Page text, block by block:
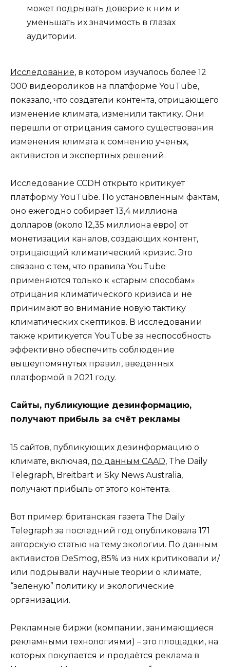
может подрывать доверие к ним и
уменьшать их значимость в глазах
аудитории.
Исследование, в котором изучалось более 12
000 видеороликов на платформе YouTube,
показало, что создатели контента, отрицающего
изменение климата, изменили тактику. Они
перешли от отрицания самого существования
изменения климата к сомнению ученых,
активистов и экспертных решений.
Исследование CCDH открыто критикует
платформу YouTube. По установленным фактам,
оно ежегодно собирает 13,4 миллиона
долларов (около 12,35 миллиона евро) от
монетизации каналов, создающих контент,
отрицающий климатический кризис. Это
связано с тем, что правила YouTube
применяются только к «старым способам»
отрицания климатического кризиса и не
принимают во внимание новую тактику
климатических скептиков. В исследовании
также критикуется YouTube за неспособность
эффективно обеспечить соблюдение
вышеупомянутых правил, введенных
платформой в 2021 году.
Сайты, публикующие дезинформацию,
получают прибыль за счёт рекламы
15 сайтов, публикующих дезинформацию о
климате, включая, по данным CAAD, The Daily
Telegraph, Breitbart и Sky News Australia,
получают прибыль от этого контента.
Вот пример: британская газета The Daily
Telegraph за последний год опубликовала 171
авторскую статью на тему экологии. По данным
активистов DeSmog, 85% из них критиковали и/
или подрывали научные теории о климате,
“зелёную” политику и экологические
организации.
Рекламные биржи (компании, занимающиеся
рекламными технологиями) – это площадки, на
которых покупается и продаётся реклама в